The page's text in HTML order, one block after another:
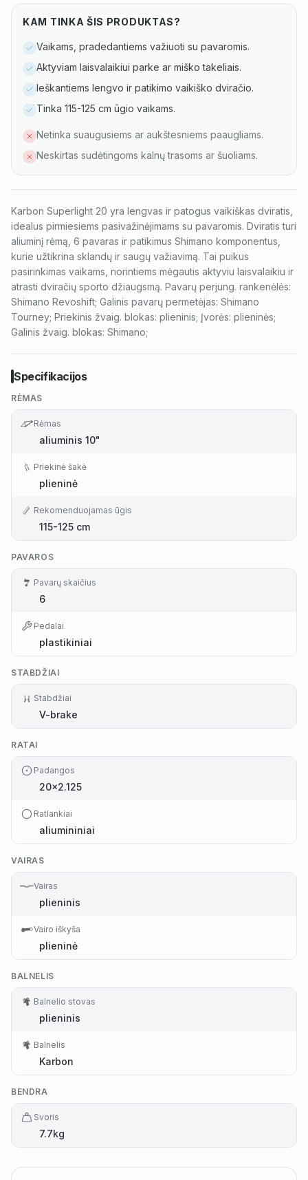
KAM TINKA ŠIS PRODUKTAS?
Vaikams, pradedantiems važiuoti su pavaromis.
Aktyviam laisvalaikiui parke ar miško takeliais.
Ieškantiems lengvo ir patikimo vaikiško dviračio.
Tinka 115-125 cm ūgio vaikams.
Netinka suaugusiems ar aukštesniems paaugliams.
Neskirtas sudėtingoms kalnų trasoms ar šuoliams.
Karbon Superlight 20 yra lengvas ir patogus vaikiškas dviratis,
idealus pirmiesiems pasivažinėjimams su pavaromis. Dviratis turi
aliuminį rėmą, 6 pavaras ir patikimus Shimano komponentus,
kurie užtikrina sklandų ir saugų važiavimą. Tai puikus
pasirinkimas vaikams, norintiems mėgautis aktyviu laisvalaikiu ir
atrasti dviračių sporto džiaugsmą. Pavarų perjung. rankenėlės:
Shimano Revoshift; Galinis pavarų permetėjas: Shimano
Tourney; Priekinis žvaig. blokas: plieninis; Įvorės: plieninės;
Galinis žvaig. blokas: Shimano;
Specifikacijos
RĖMAS
Rėmas
aliuminis 10"
Priekinė šakė
plieninė
Rekomenduojamas ūgis
115-125 cm
PAVAROS
Pavarų skaičius
6
Pedalai
plastikiniai
STABDŽIAI
Stabdžiai
V-brake
RATAI
Padangos
20x2.125
Ratlankiai
aliumininiai
VAIRAS
Vairas
plieninis
Vairo iškyša
plieninė
BALNELIS
Balnelio stovas
plieninis
Balnelis
Karbon
BENDRA
Svoris
7.7kg